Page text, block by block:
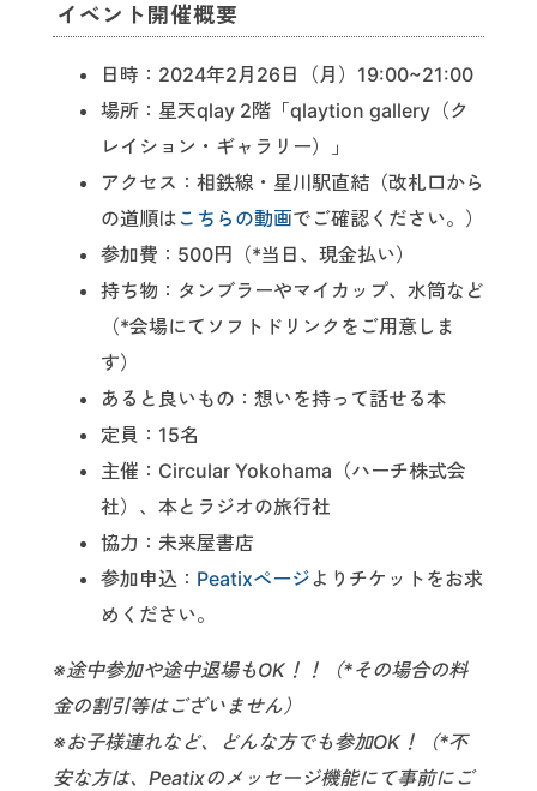
イベント開催概要
日時：2024年2月26日（月）19:00~21:00
場所：星天qlay 2階「qlaytion gallery（ク
レイション・ギャラリー）」
アクセス：相鉄線・星川駅直結（改札口から
の道順は こちらの動画でご確認ください。）
参加費：500円（*当日、現金払い）
持ち物：タンブラーやマイカップ、水筒など
（*会場にてソフトドリンクをご用意しま
す）
あると良いもの：想いを持って話せる本
定員：15名
主催：Circular Yokohama（ハーチ株式会
社）、本とラジオの旅行社
協力：未来屋書店
参加申込： Peatixページよりチケットをお求
めください。
※途中参加や途中退場もOK！！（*その場合の料
金の割引等はございません）
※お子様連れなど、どんな方でも参加OK！（*不
安な方は、Peatixのメッセージ機能にて事前にご